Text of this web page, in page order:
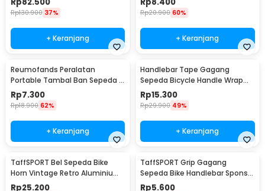
Rp130.900 37%
+ Keranjang
Rp20.900 60%
+ Keranjang
Reumofands Peralatan
Portable Tambal Ban Sepeda -
RM21388
Rp7.300
Rp18.900 62%
+ Keranjang
Handlebar Tape Gagang
Sepeda Bicycle Handle Wrap
2M 30mm 2 PCS - GH-081H
Rp15.300
Rp29.900 49%
+ Keranjang
TaffSPORT Bel Sepeda Bike
Horn Vintage Retro Aluminium
Alloy 85dB - CL-05
Rp25.200
TaffSPORT Grip Gagang
Sepeda Bike Handlebar Spons
Grip 1 Pair - GH-081H
Rp5.600